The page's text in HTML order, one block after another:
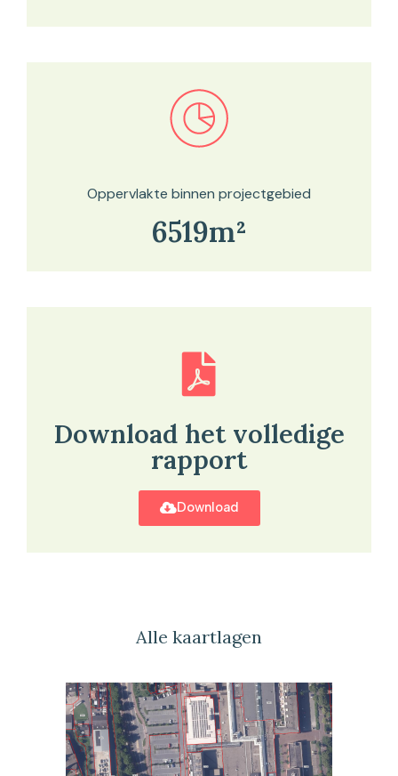
Bekijk in onze kaartviewer
Oppervlakte binnen projectgebied
6519m²
Download het volledige
rapport
Download
Alle kaartlagen